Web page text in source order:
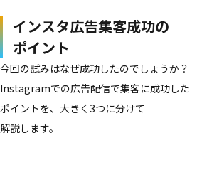
インスタ​広告集客成功の​
ポイント
今回の​試みは​なぜ成功したのでしょうか？
Instagramでの​広告配信で​集客に​成功した​
ポイントを、​大きく​3つに​分けて​
解説します。